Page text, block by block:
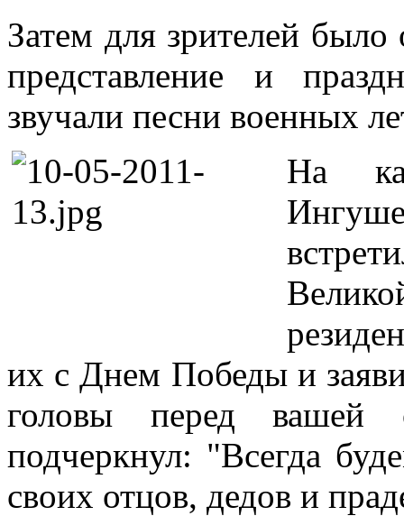
Затем для зрителей было
представление и
звучали песни военных
На
их с Днем Победы и
головы перед вашей
подчеркнул: "Всегда
своих отцов, дедов и